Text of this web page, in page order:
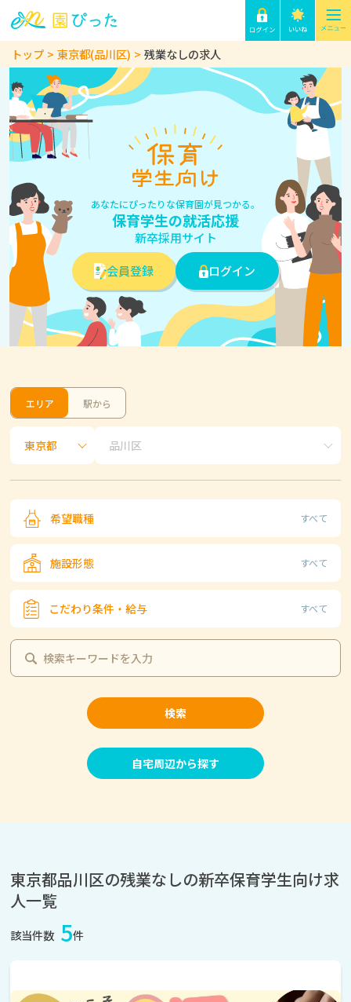
トップ 東京都(品川区) 残業なしの求人
あなたにぴったりな保育園が見つかる。
保育学生の就活応援
新卒採用サイト
会員登録
ログイン
エリア 駅から
希望職種 すべて
施設形態 すべて
こだわり条件・給与 すべて
検索
自宅周辺から探す
東京都品川区の残業なしの新卒保育学生向け求
人一覧
該当件数 5件